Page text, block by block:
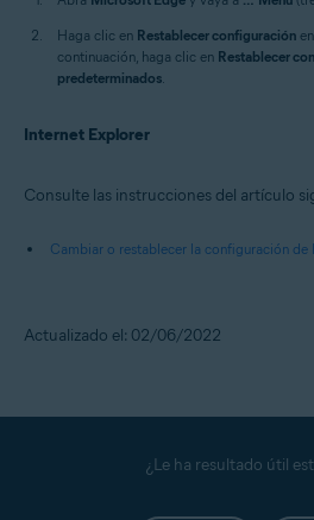
Haga clic en Restablecer configuración
continuación, haga clic en Restablecer
predeterminados.
Internet Explorer
Consulte las instrucciones del artículo
Cambiar o restablecer la configuración de
Actualizado el: 02/06/2022
¿Le ha resultado útil